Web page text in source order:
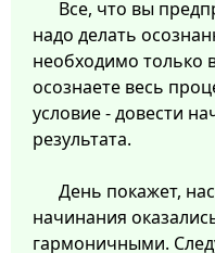
Все, что вы
надо делать
необходимо только
осознаете весь
условие - довести
результата.
День покажет,
начинания
гармоничными.